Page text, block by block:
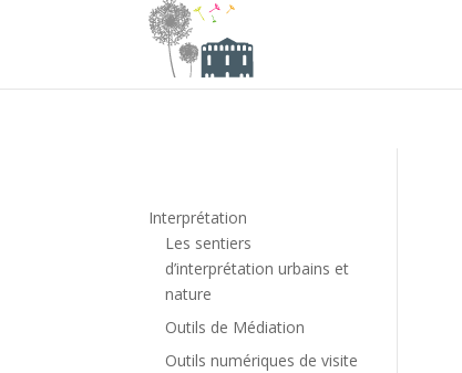
Interprétation
Les sentiers
d’interprétation urbains et
nature
Outils de Médiation
Outils numériques de visite